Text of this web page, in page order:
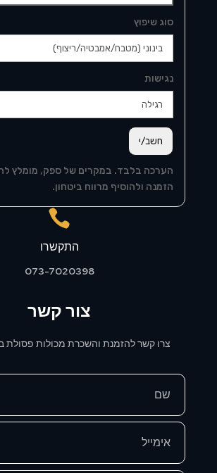
סוג שיפוץ
נגישות
חשב/י
הערכה בלבד. במקרים של ספק, מומלץ
הזמנה ולהוסיף מרווח ביטחון.

התקשרו
073-7020398
צור קשר
צרו קשר להזמנת והשכרת מכולות פסולת